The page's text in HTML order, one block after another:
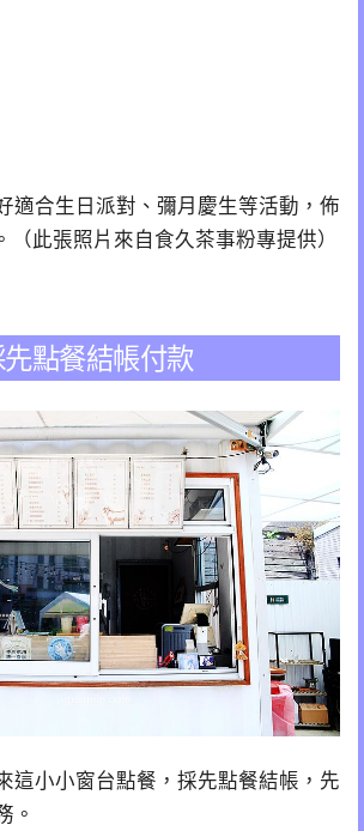
適合生日派對、彌月慶生等活動，佈
（此張照片來自食久茶事粉專提供）
點餐結帳付款
這小小窗台點餐，採先點餐結帳，先
。